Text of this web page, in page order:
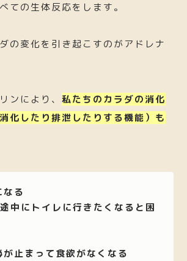
ての生体反応をします。
の変化を引き起こすのがアドレナ
ンにより、私たちのカラダの消化
化したり排泄したりする機能）も
る
中にトイレに行きたくなると困
止まって食欲がなくなる